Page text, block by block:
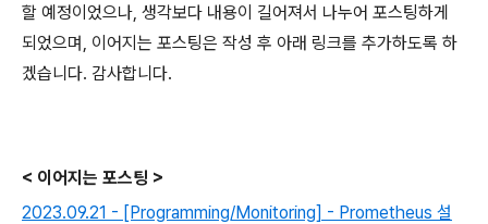
할 예정이었으나, 생각보다 내용이 길어져서 나누어 포스팅하게
되었으며, 이어지는 포스팅은 작성 후 아래 링크를 추가하도록 하
겠습니다. 감사합니다.
< 이어지는 포스팅 >
2023.09.21 - [Programming/Monitoring] - Prometheus 설